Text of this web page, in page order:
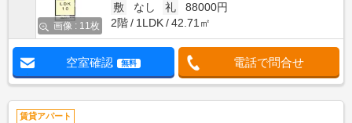
画像 : 11枚
敷
なし 礼
88000円
2階
1LDK 42.71㎡
空室確認 無料 電話で問合せ
賃貸アパート